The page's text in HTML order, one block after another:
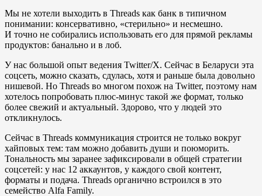
Мы не хотели выходить в Threads как банк в типичном
понимании: консервативно, «стерильно» и несмешно.
И точно не собирались использовать его для прямой рекламы
продуктов: банально и в лоб.
У нас большой опыт ведения Twitter/X. Сейчас в Беларуси эта
соцсеть, можно сказать, сдулась, хотя и раньше была довольно
нишевой. Но Threads во многом похож на Twitter, поэтому нам
хотелось попробовать плюс-минус такой же формат, только
более свежий и актуальный. Здорово, что у людей это
откликнулось.
Сейчас в Threads коммуникация строится не только вокруг
хайповых тем: там можно добавить души и поюморить.
Тональность мы заранее зафиксировали в общей стратегии
соцсетей: у нас 12 аккаунтов, у каждого свой контент,
форматы и подача. Threads органично встроился в это
семейство Alfa Family.